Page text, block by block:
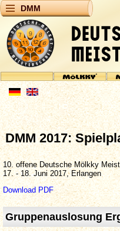
DMM
DMM 2017:
10. offene Deutsche Mölkky
17. - 18. Juni 2017, Erlangen
Download PDF
Gruppenauslosung